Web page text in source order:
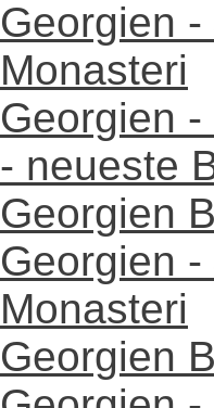
Georgien
Monasteri
Georgien
- neueste
Georgien
Georgien
Monasteri
Georgien